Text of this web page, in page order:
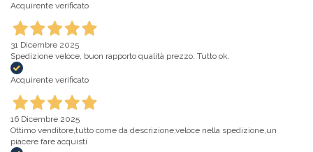
Acquirente verificato
31 Dicembre 2025
Spedizione veloce, buon rapporto qualità prezzo. Tutto ok.
Acquirente verificato
16 Dicembre 2025
Ottimo venditore,tutto come da descrizione,veloce nella spedizione,un
piacere fare acquisti